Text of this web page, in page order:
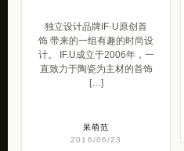
独立设计品牌IF·U原创首
饰 带来的一组有趣的时尚设
计。 IF.U成立于2006年，一
直致力于陶瓷为主材的首饰
[…]
呆萌范
2016/06/23